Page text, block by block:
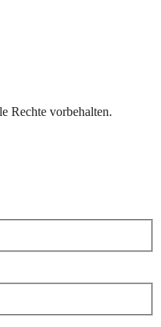
Rechte vorbehalten.